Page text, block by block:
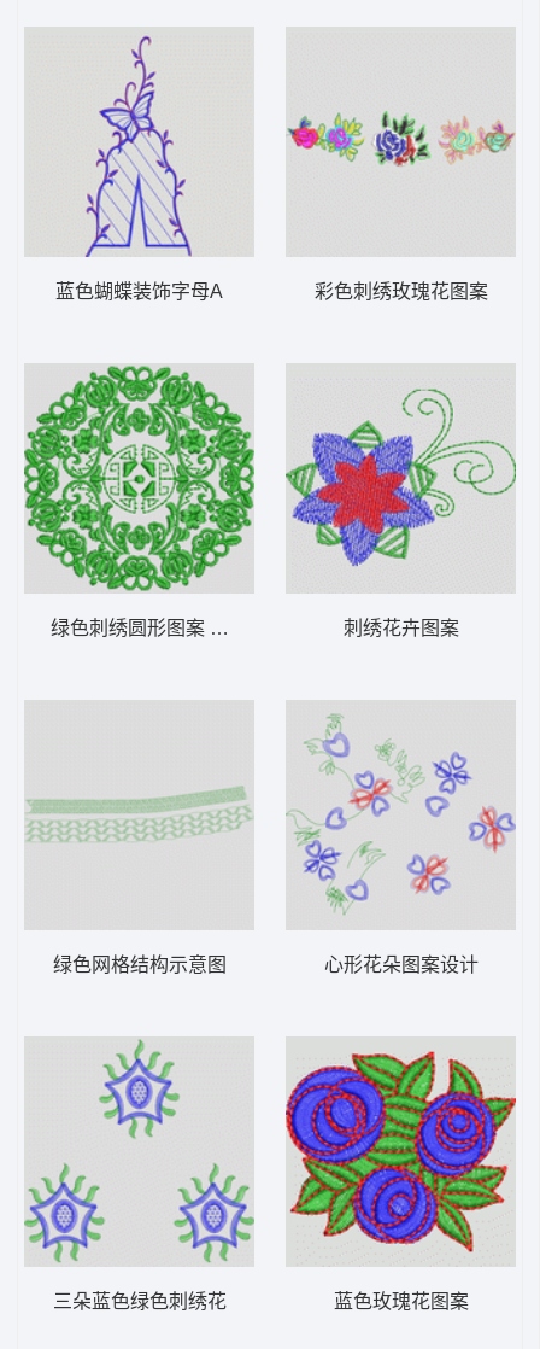
蓝色蝴蝶装饰字母A
绿色刺绣圆形图案 唐装VIP
绿色网格结构示意图
三朵蓝色绿色刺绣花
彩色刺绣玫瑰花图案
刺绣花卉图案
心形花朵图案设计
蓝色玫瑰花图案